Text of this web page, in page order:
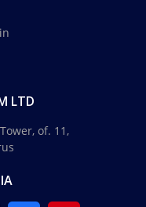
LTD
of. 11,